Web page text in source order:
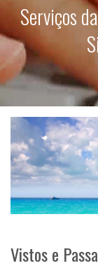
Serviços
Vistos e